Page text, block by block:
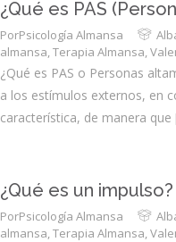
¿Qué es PAS
PorPsicología Almansa
almansa,Terapia Almansa,
¿Qué es PAS o Personas
a los estímulos externos, en
característica, de manera que
¿Qué es un
PorPsicología Almansa
almansa,Terapia Almansa,